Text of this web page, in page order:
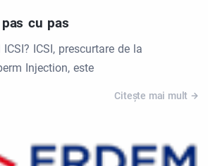
cu pas
ICSI, prescurtare de la
Injection, este
Citește mai mult